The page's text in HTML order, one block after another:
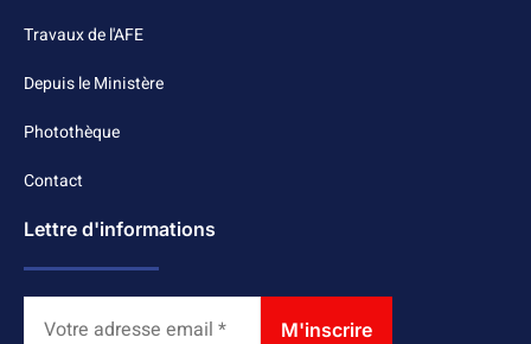
Travaux de l'AFE
Depuis le Ministère
Photothèque
Contact
Lettre d'informations